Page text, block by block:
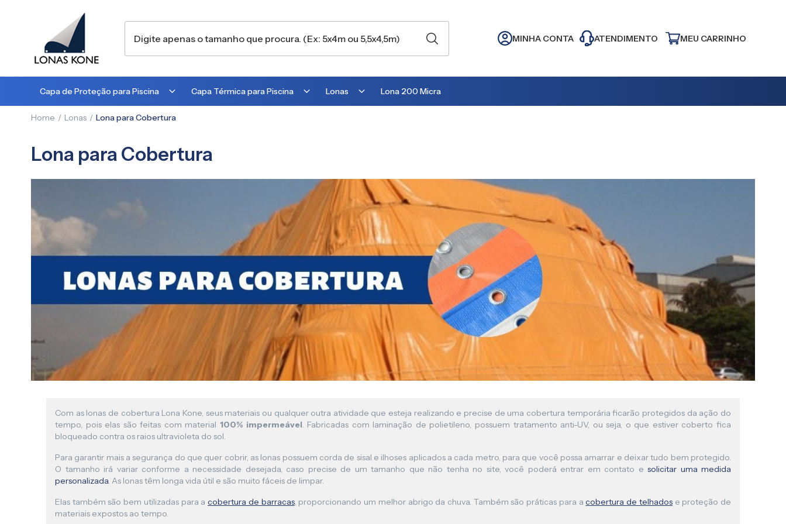
MINHA CONTA ATENDIMENTO MEU CARRINHO
Capa de Proteção para Piscina
300 MICRA
Capa Térmica para Piscina Lonas
Lona para Barraca
Lona para Camping
Lona para Estufa
Lona para cobrir Suculentas
Lona para Pergolado
Lona 200 Micra
Home Lonas Lona para Cobertura
Lona para Cobertura
Com as lonas de cobertura Lona Kone, seus materiais ou qualquer outra atividade que esteja realizando e precise de uma cobertura temporária ficarão protegidos da ação do
tempo, pois elas são feitas com material 100% impermeável. Fabricadas com laminação de polietileno, possuem tratamento anti-UV, ou seja, o que estiver coberto fica
bloqueado contra os raios ultravioleta do sol.
Para garantir mais a segurança do que quer cobrir, as lonas possuem corda de sisal e ilhoses aplicados a cada metro, para que você possa amarrar e deixar tudo bem protegido.
O tamanho irá variar conforme a necessidade desejada, caso precise de um tamanho que não tenha no site, você poderá entrar em contato e solicitar uma medida
personalizada. As lonas têm longa vida útil e são muito fáceis de limpar.
Elas também são bem utilizadas para acobertura de barracas, proporcionando um melhor abrigo da chuva. Também são práticas para acobertura de telhadose proteção de
materiais expostos ao tempo.